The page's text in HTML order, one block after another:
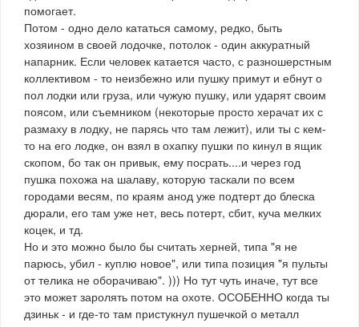
помогает.
Потом - одно дело кататься самому, редко, быть
хозяином в своей лодочке, потолок - один аккуратный
напарник. Если человек катается часто, с разношерстным
коллективом - то неизбежно или пушку примут и ебнут о
пол лодки или груза, или чужую пушку, или ударят своим
поясом, или съемником (некоторые просто херачат их с
размаху в лодку, не парясь что там лежит), или ты с кем-
то на его лодке, он взял в охапку пушки по кинул в ящик
скопом, бо так он привык, ему посрать....и через год
пушка похожа на шалаву, которую таскали по всем
городами весям, по краям анод уже подтерт до блеска
дюрали, его там уже нет, весь потерт, сбит, куча мелких
коцек, и тд.
Но и это можно было бы считать херней, типа "я не
парюсь, убил - куплю новое", или типа позиция "я пульты
от телика не оборачиваю". ))) Но тут чуть иначе, тут все
это может заролять потом на охоте. ОСОБЕННО когда ты
дзиньк - и где-то там пристукнул пушечкой о металл